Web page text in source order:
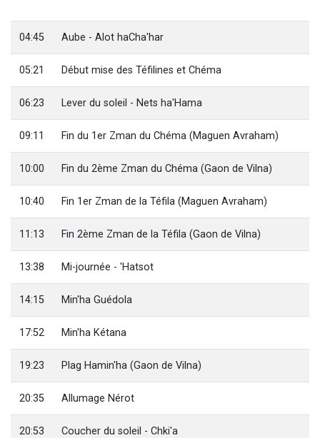
2 personnes viennent de nous rejoindre sur WhatsApp
2 nouvelles musiques dans Torah-Box Music
04:45 Aube - Alot haCha'har
05:21 Début mise des Téfilines et Chéma
06:23 Lever du soleil - Nets ha'Hama
09:11 Fin du 1er Zman du Chéma (Maguen Avraham)
10:00 Fin du 2ème Zman du Chéma (Gaon de Vilna)
10:40 Fin 1er Zman de la Téfila (Maguen Avraham)
11:13 Fin 2ème Zman de la Téfila (Gaon de Vilna)
13:38 Mi-journée - 'Hatsot
14:15 Min'ha Guédola
17:52 Min'ha Kétana
19:23 Plag Hamin'ha (Gaon de Vilna)
20:35 Allumage Nérot
20:53 Coucher du soleil - Chki'a